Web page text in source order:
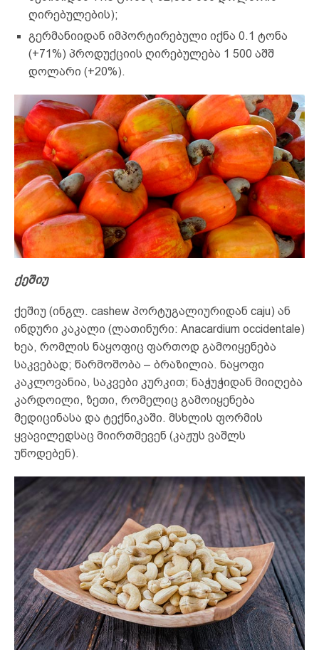
ღირებულების);
გერმანიიდან იმპორტირებული იქნა 0.1 ტონა
(+71%) პროდუქციის ღირებულება 1 500 აშშ
დოლარი (+20%).
ქეშიუ
ქეშიუ (ინგლ. cashew პორტუგალიურიდან caju) ან
ინდური კაკალი (ლათინური: Anacardium occidentale)
ხეა, რომლის ნაყოფიც ფართოდ გამოიყენება
საკვებად; წარმოშობა – ბრაზილია. ნაყოფი
კაკლოვანია, საკვები კურკით; ნაჭუჭიდან მიიღება
კარდოილი, ზეთი, რომელიც გამოიყენება
მედიცინასა და ტექნიკაში. მსხლის ფორმის
ყვავილედსაც მიირთმევენ (კაჟუს ვაშლს
უწოდებენ).